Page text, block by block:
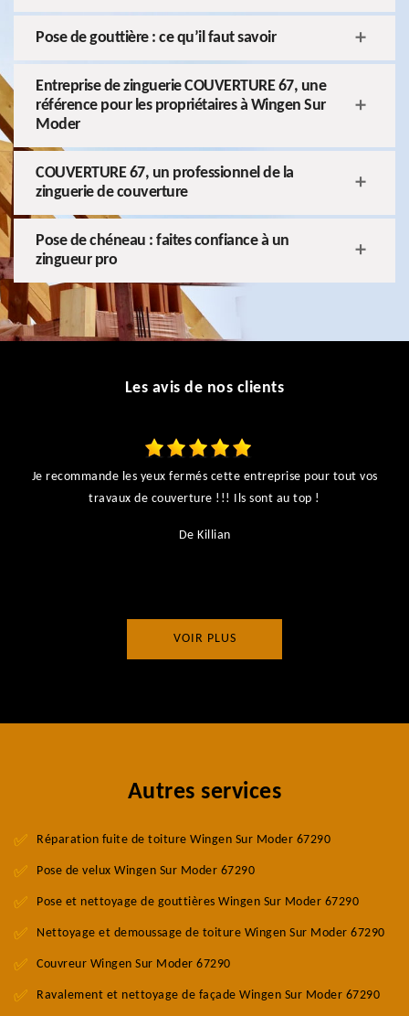
Pose de gouttière : ce qu’il faut savoir
Entreprise de zinguerie COUVERTURE 67, une
référence pour les propriétaires à Wingen Sur
Moder
COUVERTURE 67, un professionnel de la
zinguerie de couverture
Pose de chéneau : faites confiance à un
zingueur pro
Les avis de nos clients
Je recommande les yeux fermés cette entreprise pour tout vos
travaux de couverture !!! Ils sont au top !
De Killian
VOIR PLUS
Autres services
Réparation fuite de toiture Wingen Sur Moder 67290
Pose de velux Wingen Sur Moder 67290
Pose et nettoyage de gouttières Wingen Sur Moder 67290
Nettoyage et demoussage de toiture Wingen Sur Moder 67290
Couvreur Wingen Sur Moder 67290
Ravalement et nettoyage de façade Wingen Sur Moder 67290